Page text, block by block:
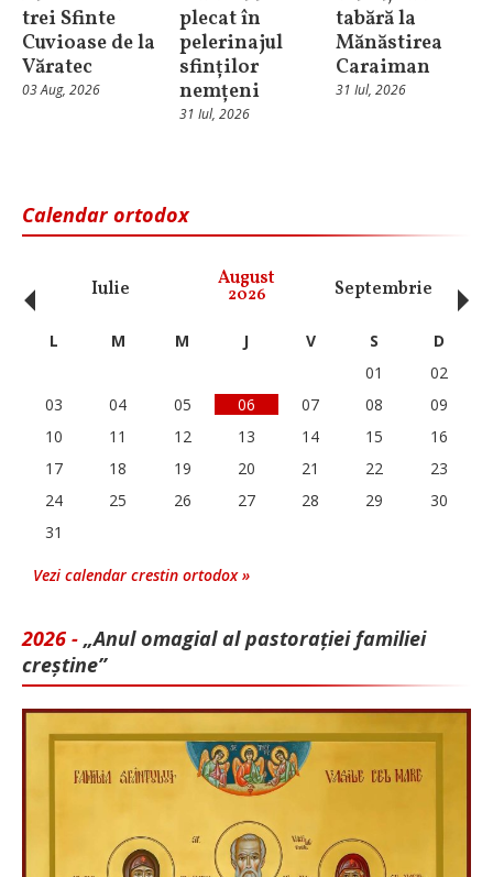
trei Sfinte
Cuvioase de la
Văratec
03 Aug, 2026
plecat în
pelerinajul
sfinților
nemțeni
31 Iul, 2026
tabără la
Mănăstirea
Caraiman
31 Iul, 2026
Calendar ortodox
Iulie August
2026 Septembrie
‹ L M M J V S
D
01
02
03
04 05 06 07 08
09
10
11 12 13 14 15
16
17
18 19 20 21 22
23
24
25 26 27 28 29
30
31
Vezi calendar crestin ortodox »
2026 - „Anul omagial al pastorației familiei
creștine”